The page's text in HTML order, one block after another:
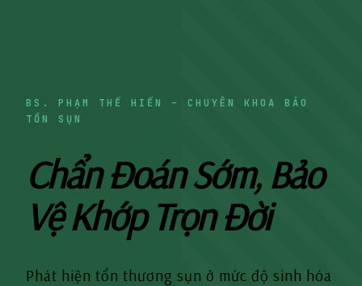
BS. PHẠM THẾ HIẾN – CHUYÊN KHOA BẢO
TỒN SỤN
Chẩn Đoán Sớm, Bảo
Vệ Khớp Trọn Đời
Phát hiện tổn thương sụn ở mức độ sinh hóa